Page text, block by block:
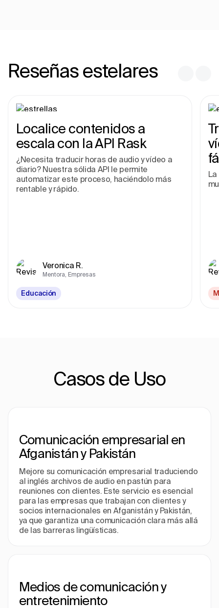
Reseñas estelares
Localice contenidos a
escala con la API Rask
¿Necesita traducir horas de audio y vídeo a
diario? Nuestra sólida API le permite
automatizar este proceso, haciéndolo más
rentable y rápido.
Veronica R.
Mentora, Empresas
Educación
Casos de Uso
Comunicación empresarial en
Afganistán y Pakistán
Mejore su comunicación empresarial traduciendo
al inglés archivos de audio en pastún para
reuniones con clientes. Este servicio es esencial
para las empresas que trabajan con clientes y
socios internacionales en Afganistán y Pakistán,
ya que garantiza una comunicación clara más allá
de las barreras lingüísticas.
Medios de comunicación y
entretenimiento